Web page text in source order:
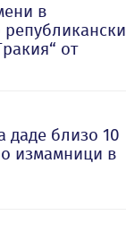
в
от
даде близо 10
измамници в